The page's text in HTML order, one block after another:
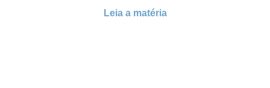
Leia a matéria